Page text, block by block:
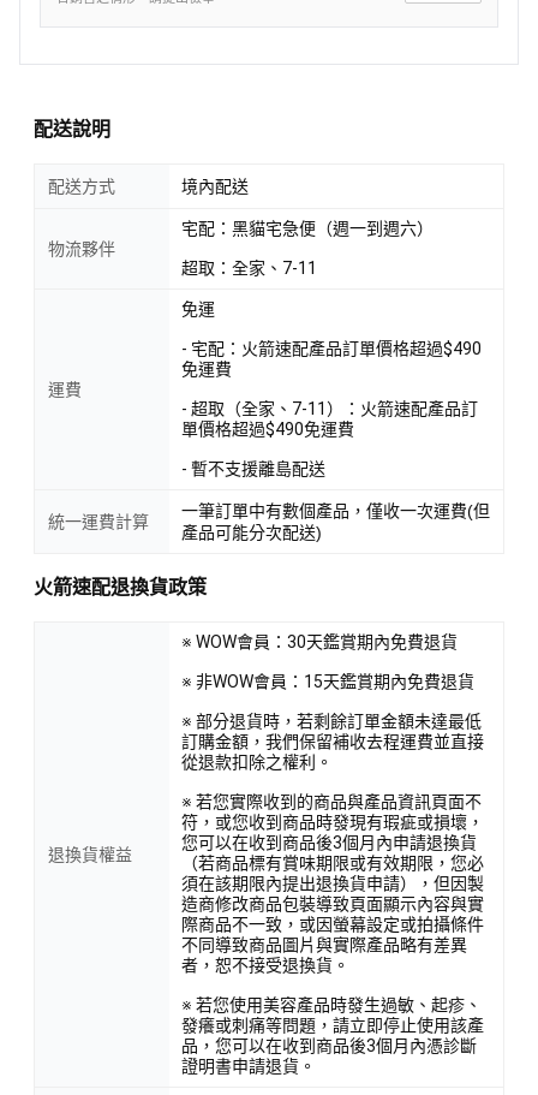
配送說明
配送方式 境內配送
物流夥伴
宅配：黑貓宅急便（週一到週六）
超取：全家、7-11
運費
免運
- 宅配：火箭速配產品訂單價格超過$490
免運費
- 超取（全家、7-11）：火箭速配產品訂
單價格超過$490免運費
- 暫不支援離島配送
統一運費計算
一筆訂單中有數個產品，僅收一次運費(但
產品可能分次配送)
火箭速配退換貨政策
退換貨權益
※ WOW會員：30天鑑賞期內免費退貨
※ 非WOW會員：15天鑑賞期內免費退貨
※ 部分退貨時，若剩餘訂單金額未達最低
訂購金額，我們保留補收去程運費並直接
從退款扣除之權利。
※ 若您實際收到的商品與產品資訊頁面不
符，或您收到商品時發現有瑕疵或損壞，
您可以在收到商品後3個月內申請退換貨
（若商品標有賞味期限或有效期限，您必
須在該期限內提出退換貨申請），但因製
造商修改商品包裝導致頁面顯示內容與實
際商品不一致，或因螢幕設定或拍攝條件
不同導致商品圖片與實際產品略有差異
者，恕不接受退換貨。
※ 若您使用美容產品時發生過敏、起疹、
發癢或刺痛等問題，請立即停止使用該產
品，您可以在收到商品後3個月內憑診斷
證明書申請退貨。